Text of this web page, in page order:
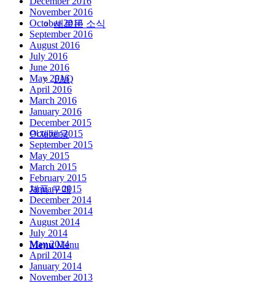
새로운 소식
FAQ
인재채용
제품 구매
Menu Menu
November 2016
October 2016
September 2016
August 2016
July 2016
June 2016
May 2016
April 2016
March 2016
January 2016
December 2015
October 2015
September 2015
May 2015
March 2015
February 2015
January 2015
December 2014
November 2014
August 2014
July 2014
May 2014
April 2014
January 2014
November 2013